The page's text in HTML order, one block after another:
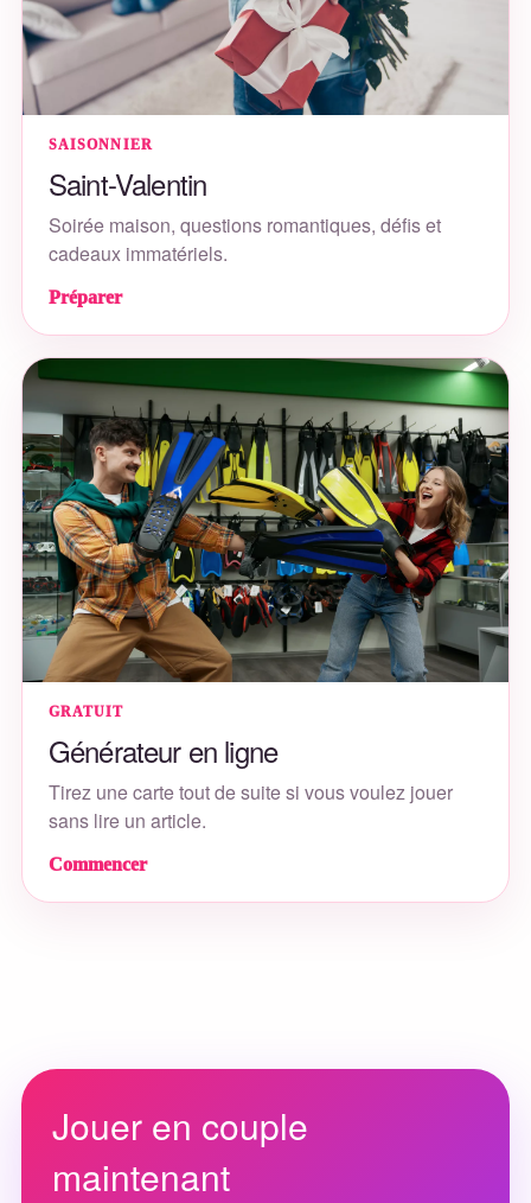
SAISONNIER
Saint-Valentin
Soirée maison, questions romantiques, défis et
cadeaux immatériels.
Préparer
GRATUIT
Générateur en ligne
Tirez une carte tout de suite si vous voulez jouer
sans lire un article.
Commencer
Jouer en couple
maintenant